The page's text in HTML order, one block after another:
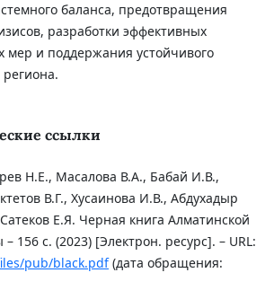
баланса, предотвращения
разработки эффективных
мер и поддержания устойчивого
ссылки
Н.Е., Масалова В.А., Бабай И.В.,
В.Г., Хусаинова И.В., Абдухадыр
Е.Я. Черная книга Алматинской
156 с. (2023) [Электрон. ресурс]. – URL:
pub/black.pdf(дата обращения: